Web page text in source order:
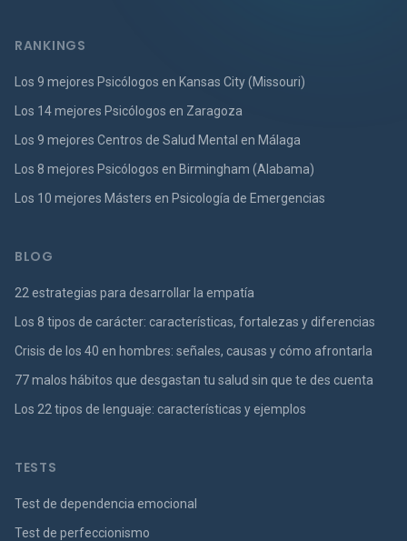
RANKINGS
Los 9 mejores Psicólogos en Kansas City (Missouri)
Los 14 mejores Psicólogos en Zaragoza
Los 9 mejores Centros de Salud Mental en Málaga
Los 8 mejores Psicólogos en Birmingham (Alabama)
Los 10 mejores Másters en Psicología de Emergencias
BLOG
22 estrategias para desarrollar la empatía
Los 8 tipos de carácter: características, fortalezas y diferencias
Crisis de los 40 en hombres: señales, causas y cómo afrontarla
77 malos hábitos que desgastan tu salud sin que te des cuenta
Los 22 tipos de lenguaje: características y ejemplos
TESTS
Test de dependencia emocional
Test de perfeccionismo